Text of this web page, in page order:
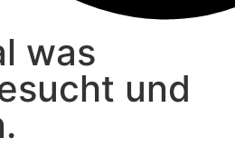
was
und